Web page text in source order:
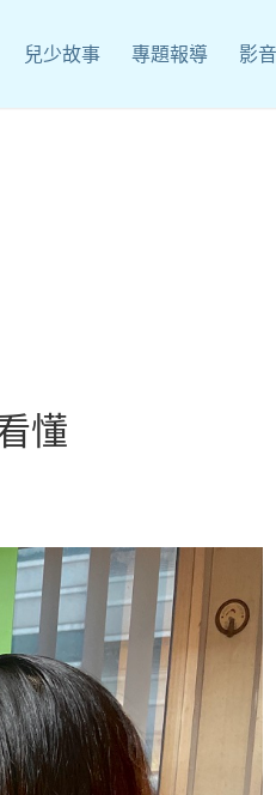
兒少故事 專題報導 影
懂